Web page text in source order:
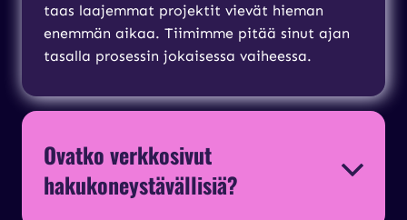
taas laajemmat projektit vievät hieman
enemmän aikaa. Tiimimme pitää sinut ajan
tasalla prosessin jokaisessa vaiheessa.
Ovatko verkkosivut
hakukoneystävällisiä?